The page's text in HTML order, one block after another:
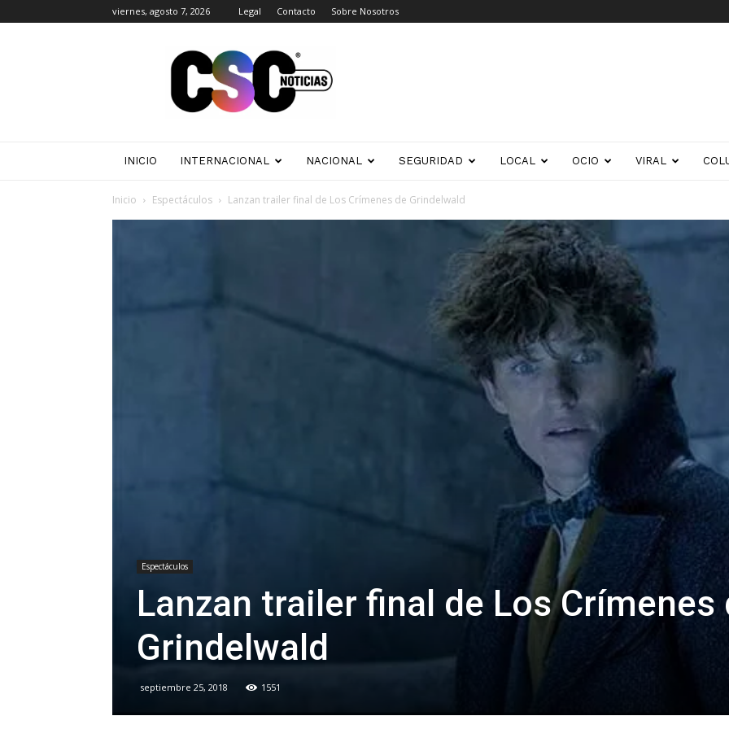
viernes, agosto 7, 2026 Legal Contacto Sobre Nosotros
Noticias
INICIO INTERNACIONAL NACIONAL SEGURIDAD LOCAL OCIO VIRAL
Inicio Espectáculos Lanzan trailer final de Los Crímenes de Grindelwald
Espectáculos
Lanzan trailer final de Los Crímenes
Grindelwald
septiembre 25, 2018 1551